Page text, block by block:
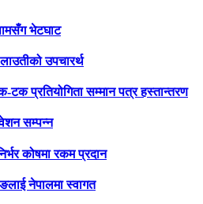
भेटघाट
उपचारर्थ
टक प्रतियोगिता सम्मान पत्र हस्तान्तरण
सम्पन्न
कोषमा रकम प्रदान
नेपालमा स्वागत